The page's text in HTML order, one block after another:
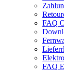
FAQ
FAQ